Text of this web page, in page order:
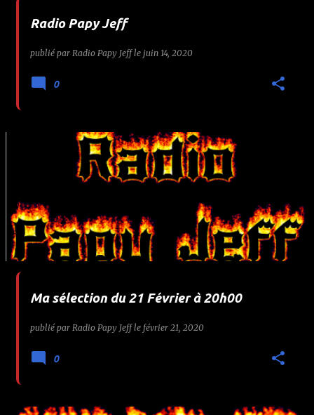
Radio Papy Jeff
publié par Radio Papy Jeff le juin 14, 2020
0
Ma sélection du 21 Février à 20h00
publié par Radio Papy Jeff le février 21, 2020
0